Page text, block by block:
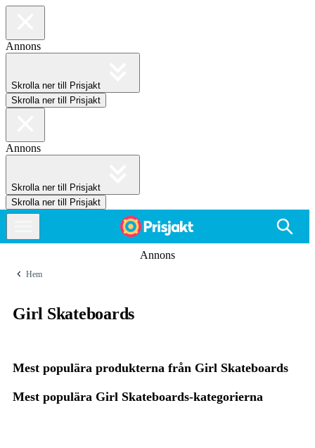
Annons
Skrolla ner till Prisjakt
Skrolla ner till Prisjakt
Annons
Skrolla ner till Prisjakt
Skrolla ner till Prisjakt
Annons
Hem
Girl Skateboards
Mest populära produkterna från Girl Skateboards
Mest populära Girl Skateboards-kategorierna